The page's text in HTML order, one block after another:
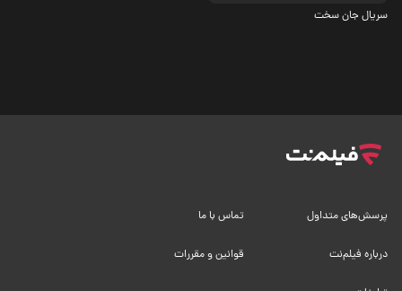
سریال جان سخت
پرسش‌های متداول تماس با ما
درباره فیلم‌نت قوانین و مقررات